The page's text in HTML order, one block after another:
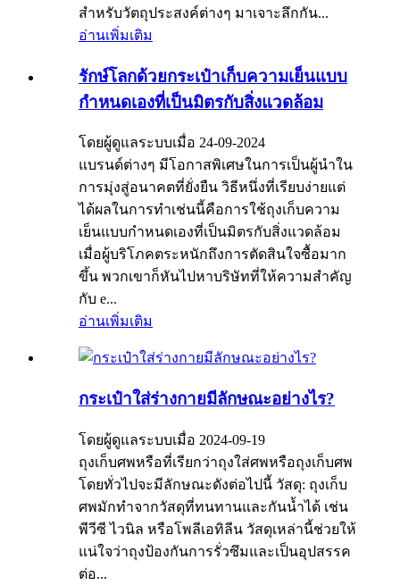
สำหรับวัตถุประสงค์ต่างๆ มาเจาะลึกกัน...
อ่านเพิ่มเติม
รักษ์โลกด้วยกระเป๋าเก็บความเย็นแบบ
กำหนดเองที่เป็นมิตรกับสิ่งแวดล้อม
โดยผู้ดูแลระบบเมื่อ 24-09-2024
แบรนด์ต่างๆ มีโอกาสพิเศษในการเป็นผู้นำใน
การมุ่งสู่อนาคตที่ยั่งยืน วิธีหนึ่งที่เรียบง่ายแต่
ได้ผลในการทำเช่นนี้คือการใช้ถุงเก็บความ
เย็นแบบกำหนดเองที่เป็นมิตรกับสิ่งแวดล้อม
เมื่อผู้บริโภคตระหนักถึงการตัดสินใจซื้อมาก
ขึ้น พวกเขาก็หันไปหาบริษัทที่ให้ความสำคัญ
กับ e...
อ่านเพิ่มเติม
กระเป๋าใส่ร่างกายมีลักษณะอย่างไร?
โดยผู้ดูแลระบบเมื่อ 2024-09-19
ถุงเก็บศพหรือที่เรียกว่าถุงใส่ศพหรือถุงเก็บศพ
โดยทั่วไปจะมีลักษณะดังต่อไปนี้ วัสดุ: ถุงเก็บ
ศพมักทำจากวัสดุที่ทนทานและกันน้ำได้ เช่น
พีวีซี ไวนิล หรือโพลีเอทิลีน วัสดุเหล่านี้ช่วยให้
แน่ใจว่าถุงป้องกันการรั่วซึมและเป็นอุปสรรค
ต่อ...